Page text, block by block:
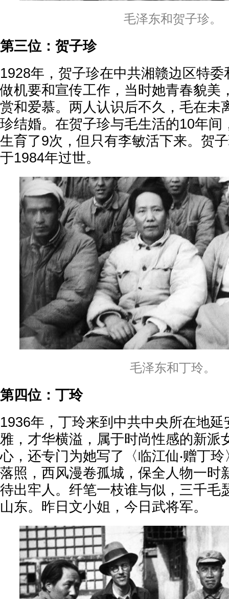
毛泽东和贺子珍。
第三位：贺子珍
1928年，贺子珍在中共湘赣边区特
做机要和宣传工作，当时她青春貌美
赏和爱慕。两人认识后不久，毛在未
珍结婚。在贺子珍与毛生活的10年间
生育了9次，但只有李敏活下来。贺
于1984年过世。
毛泽东和丁玲。
第四位：丁玲
1936年，丁玲来到中共中央所在地
雅，才华横溢，属于时尚性感的新派
心，还专门为她写了〈临江仙‧赠丁
落照，西风漫卷孤城，保全人物一时
待出牢人。纤笔一枝谁与似，三千毛
山东。昨日文小姐，今日武将军。